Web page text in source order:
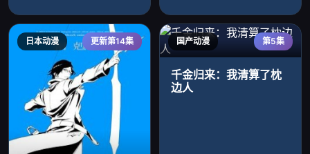
日本动漫 更新第14集 国产动漫 第5集
千金归来：我清算了枕
边人